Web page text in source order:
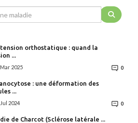
orthostatique : quand la
pression ...
2025 0
: une déformation des
globules ...
2024 0
Maladie de Charcot (Sclérose latérale ...